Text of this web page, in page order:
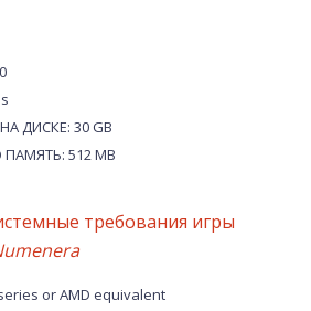
ДИСКЕ: 30 GB
512 MB
требования игры
or AMD equivalent